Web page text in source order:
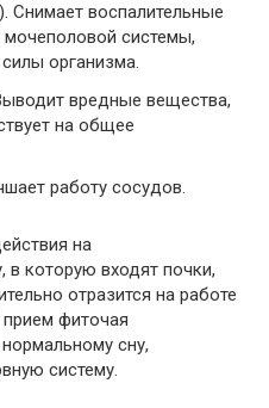
Снимает воспалительные
системы,
организма.
вредные вещества,
на общее
работу сосудов.
на
в которую входят почки,
отразится на работе
фиточая
сну,
систему.